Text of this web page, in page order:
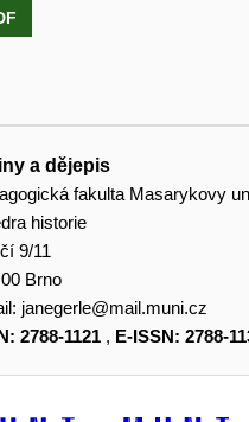
a dějepis
fakulta Masarykovy
historie
9/11
Brno
janegerle@mail.muni.cz
2788-1121 , E-ISSN: 2788-